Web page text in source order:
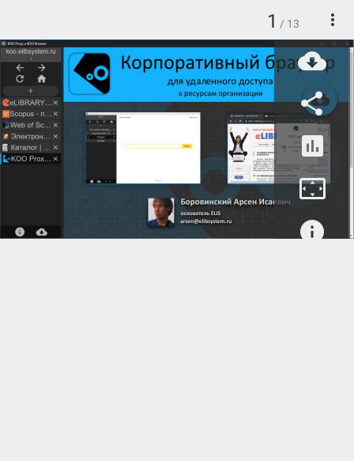
1 / 13